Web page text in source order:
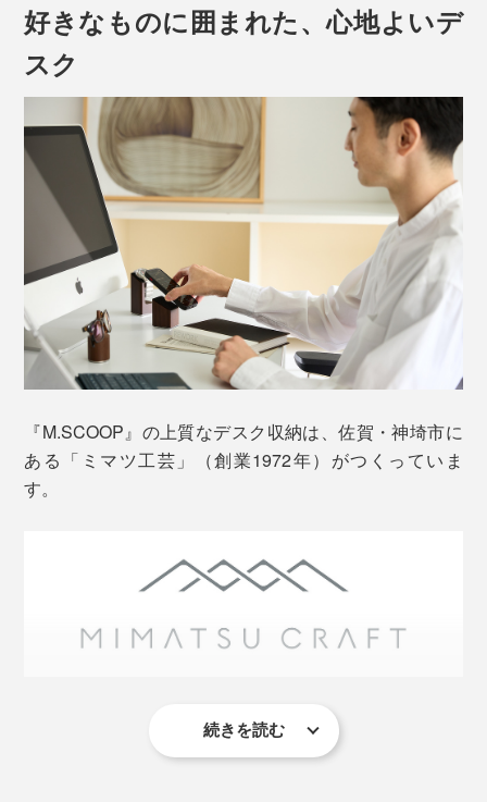
『M.SCOOP（エム スコープ）』は、デスクも、気持ち
も、ととのう、大人の収納道具です。
日本の木工職人が削り出した、ひとつ、ひとつを並べる
と、木ならではの温かみが伝わってくる……。
左から、ウォルナットの「D.Watcher」「Mobile catcher」「glasses place」
好きなものに囲まれた、心地よいデ
スク
『M.SCOOP』の上質なデスク収納は、佐賀・神埼市に
ある「ミマツ工芸」（創業1972年）がつくっていま
す。
この地域は、昔から木工が盛んで、ミマツ工芸も、婚礼
続きを読む